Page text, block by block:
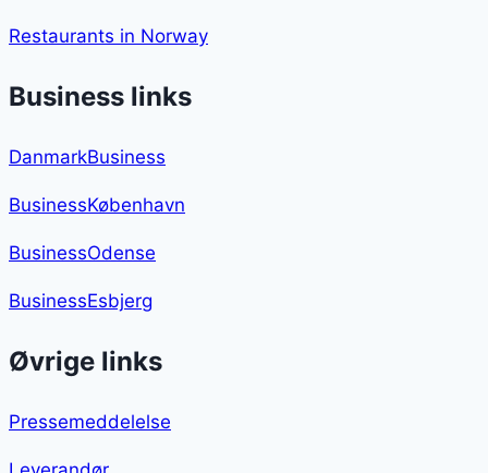
Restaurants in Norway
Business links
DanmarkBusiness
BusinessKøbenhavn
BusinessOdense
BusinessEsbjerg
Øvrige links
Pressemeddelelse